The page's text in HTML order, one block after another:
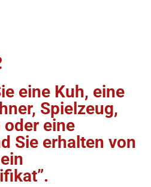
eine Kuh, eine
Spielzeug,
oder eine
Sie erhalten von